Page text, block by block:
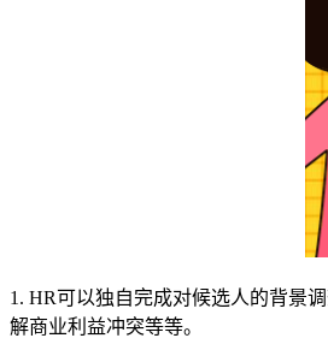
1. HR可以独自完成对候选人的背景
解商业利益冲突等等。